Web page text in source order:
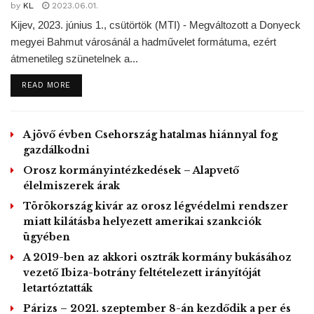
by KL 2023.06.01.
Kijev, 2023. június 1., csütörtök (MTI) - Megváltozott a Donyeck
megyei Bahmut városánál a hadművelet formátuma, ezért
átmenetileg szünetelnek a...
READ MOREDETAILS
A jövő évben Csehország hatalmas hiánnyal fog
gazdálkodni
Orosz kormányintézkedések – Alapvető
élelmiszerek árak
Törökország kivár az orosz légvédelmi rendszer
miatt kilátásba helyezett amerikai szankciók
ügyében
A 2019-ben az akkori osztrák kormány bukásához
vezető Ibiza-botrány feltételezett irányítóját
letartóztatták
Párizs – 2021. szeptember 8-án kezdődik a per és